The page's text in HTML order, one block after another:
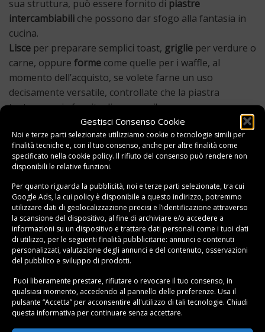
Gestisci Consenso Cookie
Noi e terze parti selezionate utilizziamo cookie o tecnologie simili per
finalità tecniche e, con il tuo consenso, anche per altre finalità come
specificato nella cookie policy. Il rifiuto del consenso può rendere non
disponibili le relative funzioni.
Per quanto riguarda la pubblicità, noi e terze parti selezionate, tra cui
Google Ads, la cui policy è disponibile a questo indirizzo, potremmo
utilizzare dati di geolocalizzazione precisi e l’identificazione attraverso
la scansione del dispositivo, al fine di archiviare e/o accedere a
informazioni su un dispositivo e trattare dati personali come i tuoi dati
di utilizzo, per le seguenti finalità pubblicitarie: annunci e contenuti
personalizzati, valutazione degli annunci e del contenuto, osservazioni
del pubblico e sviluppo di prodotti.
Puoi liberamente prestare, rifiutare o revocare il tuo consenso, in
qualsiasi momento, accedendo al pannello delle preferenze. Usa il
pulsante “Accetta” per acconsentire all'utilizzo di tali tecnologie. Chiudi
questa informativa per continuare senza accettare.
sua struttura, può essere fornito di piastre
intercambiabili che possono dar sfogo alla fantasia in
cucina.
Lisce per preparare semplici toast, griglie per verdure o
carne, oppure forme come quelle per i waffle, al
momento dell’acquisto, se volete farne un uso
decisamente versatile, controllate che la piastra
tostapane sia fornita di accessori!
Potenza
Per quanto per alcuni possa non essere un dettaglio di
enorme importanza, secondo noi la
tostapaneva controllata in ottica delle sue funzionalità.
Ilwattaggio, generalmente compresofra i 500 e i 1800
Win base al dispositivo, influirà sullavelocità di
tostaturae sulla possibilità di ottenere una cottura più
rapida ed efficiente.
In base alla potenza del tostapane sarà inoltre
possibile avere a disposizione diversetemperature
regolabilifra le quali scegliere.